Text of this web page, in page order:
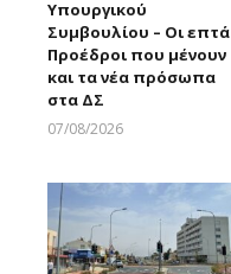
Υπουργικού
Συμβουλίου – Οι επτά
Προέδροι που μένουν
και τα νέα πρόσωπα
στα ΔΣ
07/08/2026